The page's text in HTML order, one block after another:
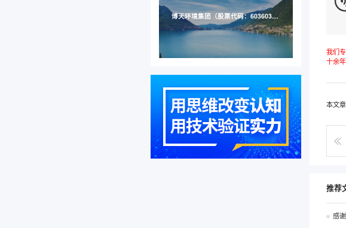
博天环境集团（股票代码：603603）高端网站定制案例
我们
十余
本文
推荐
感